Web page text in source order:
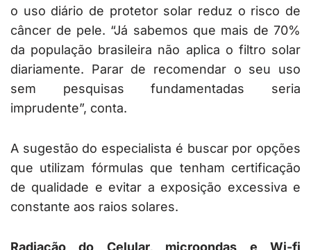
o uso diário de protetor solar reduz o risco de
câncer de pele. “Já sabemos que mais de 70%
da população brasileira não aplica o filtro solar
diariamente. Parar de recomendar o seu uso
sem pesquisas fundamentadas seria
imprudente”, conta.
A sugestão do especialista é buscar por opções
que utilizam fórmulas que tenham certificação
de qualidade e evitar a exposição excessiva e
constante aos raios solares.
Radiação do Celular, microondas e Wi-fi